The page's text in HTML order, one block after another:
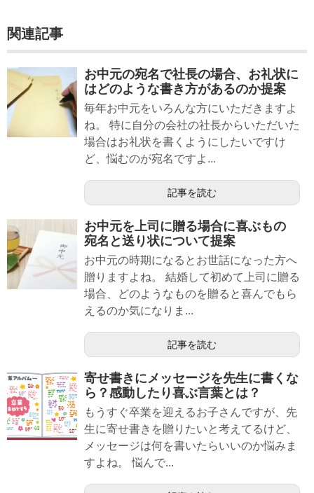
関連記事
お中元の宛名で社長の場合、お礼状に
はどのような書き方があるのか提案
毎年お中元をいろんな方にいただきますよ
ね。 特に自分の会社の社長からいただいた
場合はお礼状を書くようにしたいですけ
ど、悩むのが宛名ですよ...
記事を読む
お中元を上司に贈る場合に喜ぶもの
宛名と送り状について提案
お中元の時期になるとお世話になった方へ
贈りますよね。 結婚して初めて上司に贈る
場合、どのようなものを贈ると喜んでもら
えるのか気になりま...
記事を読む
寄せ書きにメッセージを先生に書くな
ら？感動したり喜ぶ言葉とは？
もうすぐ卒業を迎えるお子さんですが、先
生に寄せ書きを贈りたいと考えてるけど、
メッセージは何を書いたらいいのか悩みま
すよね。 悩んで...